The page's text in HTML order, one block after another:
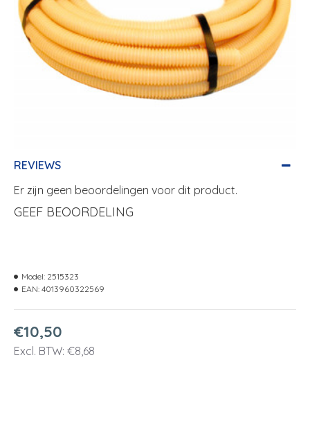
REVIEWS
Er zijn geen beoordelingen voor dit product.
GEEF BEOORDELING
€10,50
Excl. BTW: €8,68
Model: 2515323
EAN: 4013960322569